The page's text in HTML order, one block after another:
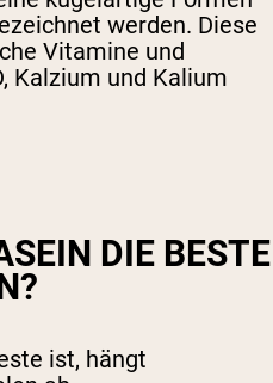
werden. Diese
Vitamine und
Kalzium und Kalium
DIE BESTE
ist, hängt